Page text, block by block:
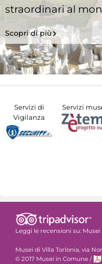
straordinari al
Scopri di più
Servizi di
Vigilanza
Servizi
Leggi le recensioni su: Musei
Musei di Villa Torlonia, via
© 2017 Musei in Comune /